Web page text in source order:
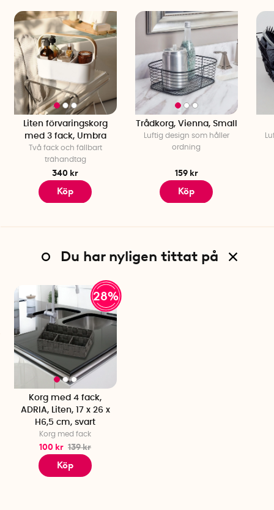
Liten förvaringskorg
med 3 fack, Umbra
Två fack och fällbart
trähandtag
340 kr
Köp
Trådkorg, Vienna, Small
Luftig design som håller
ordning
159 kr
Köp
Du har nyligen tittat på
28%
Korg med 4 fack,
ADRIA, Liten, 17 x 26 x
H6,5 cm, svart
Korg med fack
100 kr 139 kr
Köp